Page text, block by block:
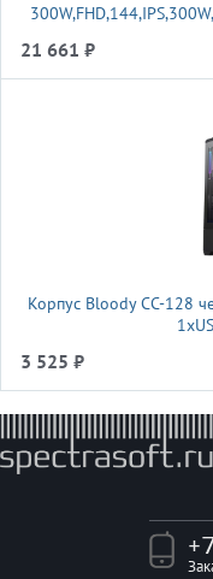
21 661 ₽
Корпус Bloody CC-128
3 525 ₽